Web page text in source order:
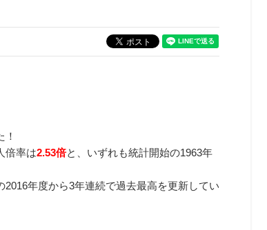
倍率は2.53倍と、いずれも統計開始の1963年
年度から3年連続で過去最高を更新してい